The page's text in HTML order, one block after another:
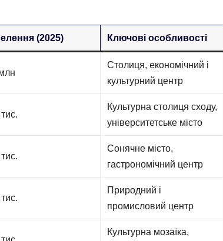
(2025) Ключові особливості
Столиця, економічний і
культурний центр
Культурна столиця сходу,
університетське місто
Сонячне місто,
гастрономічний центр
Природний і
промисловий центр
Культурна мозаїка,